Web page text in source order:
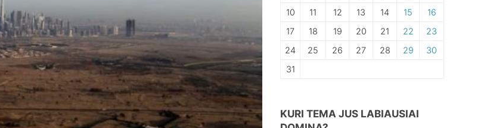
10
11 12 13 14 15
16
17
18 19 20 21 22
23
24
25 26 27 28 29
30
31
KURI TEMA JUS LABIAUSIAI